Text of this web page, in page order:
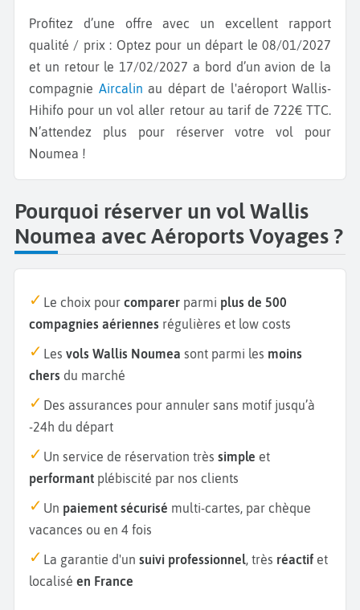
Profitez d’une offre avec un excellent rapport
qualité / prix : Optez pour un départ le 08/01/2027
et un retour le 17/02/2027 a bord d’un avion de la
compagnie Aircalin au départ de l'aéroport Wallis-
Hihifo pour un vol aller retour au tarif de 722€ TTC.
N’attendez plus pour réserver votre vol pour
Noumea !
Pourquoi réserver un vol Wallis
Noumea avec Aéroports Voyages ?
Le choix pour comparer parmi plus de 500
compagnies aériennes régulières et low costs
Les vols Wallis Noumea sont parmi les moins
chers du marché
Des assurances pour annuler sans motif jusqu’à
-24h du départ
Un service de réservation très simple et
performant plébiscité par nos clients
Un paiement sécurisé multi-cartes, par chèque
vacances ou en 4 fois
La garantie d'un suivi professionnel, très réactif et
localisé en France